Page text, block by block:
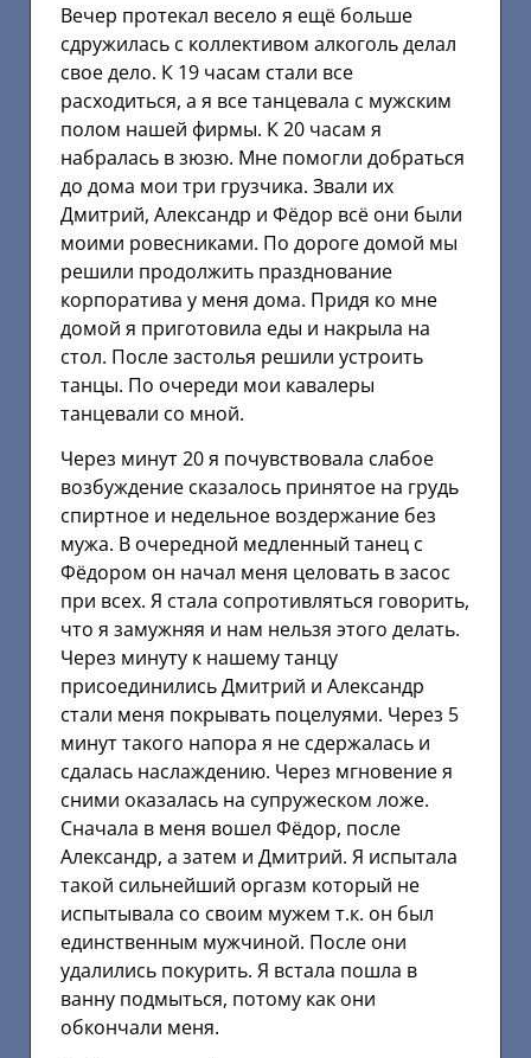
Вечер протекал весело я ещё больше
сдружилась с коллективом алкоголь делал
свое дело. К 19 часам стали все
расходиться, а я все танцевала с мужским
полом нашей фирмы. К 20 часам я
набралась в зюзю. Мне помогли добраться
до дома мои три грузчика. Звали их
Дмитрий, Александр и Фёдор всё они были
моими ровесниками. По дороге домой мы
решили продолжить празднование
корпоратива у меня дома. Придя ко мне
домой я приготовила еды и накрыла на
стол. После застолья решили устроить
танцы. По очереди мои кавалеры
танцевали со мной.
Через минут 20 я почувствовала слабое
возбуждение сказалось принятое на грудь
спиртное и недельное воздержание без
мужа. В очередной медленный танец с
Фёдором он начал меня целовать в засос
при всех. Я стала сопротивляться говорить,
что я замужняя и нам нельзя этого делать.
Через минуту к нашему танцу
присоединились Дмитрий и Александр
стали меня покрывать поцелуями. Через 5
минут такого напора я не сдержалась и
сдалась наслаждению. Через мгновение я
сними оказалась на супружеском ложе.
Сначала в меня вошел Фёдор, после
Александр, а затем и Дмитрий. Я испытала
такой сильнейший оргазм который не
испытывала со своим мужем т.к. он был
единственным мужчиной. После они
удалились покурить. Я встала пошла в
ванну подмыться, потому как они
обкончали меня.